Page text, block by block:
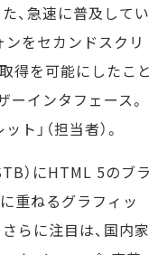
、急速に普及してい
をセカンドスクリ
得を可能にしたこと
ーインタフェース。
」（担当者）。
）にHTML 5のブラ
重ねるグラフィッ
らに注目は、国内家